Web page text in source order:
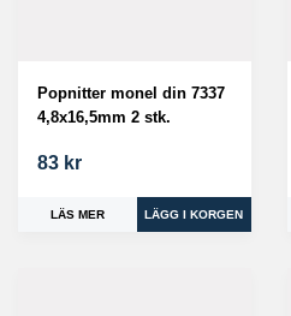
Popnitter monel din 7337
4,8x16,5mm 2 stk.
83 kr
LÄS MER